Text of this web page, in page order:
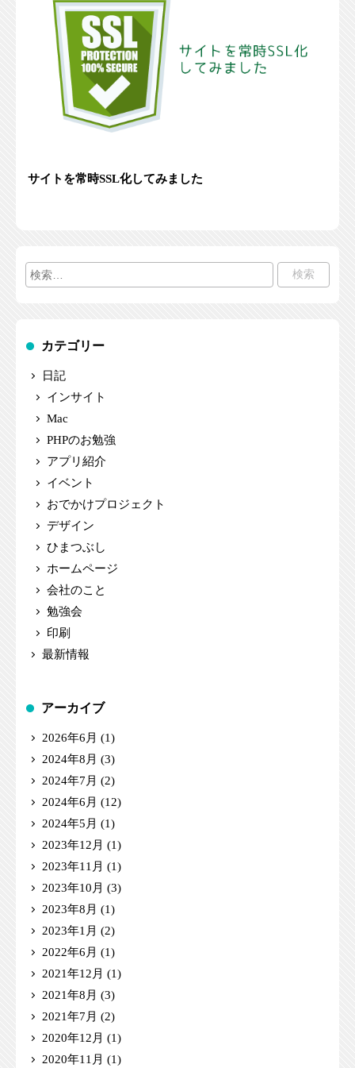
サイトを常時SSL化してみました
検
カテゴリー
日記
インサイト
Mac
PHPのお勉強
アプリ紹介
イベント
おでかけプロジェクト
デザイン
ひまつぶし
ホームページ
会社のこと
勉強会
印刷
最新情報
アーカイブ
2026年6月 (1)
2024年8月 (3)
2024年7月 (2)
2024年6月 (12)
2024年5月 (1)
2023年12月 (1)
2023年11月 (1)
2023年10月 (3)
2023年8月 (1)
2023年1月 (2)
2022年6月 (1)
2021年12月 (1)
2021年8月 (3)
2021年7月 (2)
2020年12月 (1)
2020年11月 (1)